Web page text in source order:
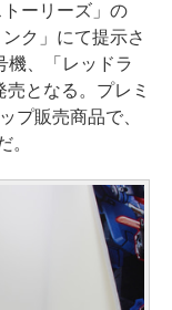
ーリーズ」の
ク」にて提示さ
機、「レッドラ
となる。プレミ
プ販売商品で、
。